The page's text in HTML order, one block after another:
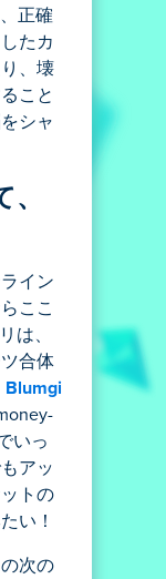
正確
たカ
、壊
こと
シャ
イン
ここ
は、
合体
Blumgi
いっ
アッ
トの
い！
次の